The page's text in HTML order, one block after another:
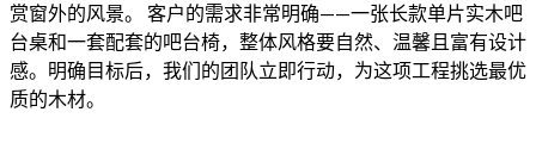
赏窗外的风景。 客户的需求非常明确——一张长款单片实木吧
台桌和一套配套的吧台椅，整体风格要自然、温馨且富有设计
感。明确目标后，我们的团队立即行动，为这项工程挑选最优
质的木材。